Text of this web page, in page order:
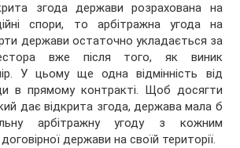
згода держави розрахована на
спори, то арбітражна угода на
держави остаточно укладається за
вже після того, як виник
У цьому ще одна відмінність від
в прямому контракті. Щоб досягти
дає відкрита згода, держава мала б
арбітражну угоду з кожним
держави на своїй території.